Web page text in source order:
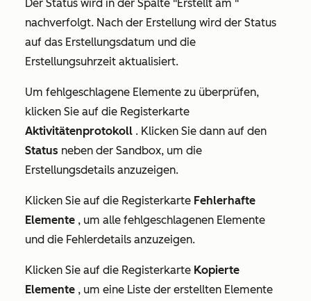
Der Status wird in der Spalte "Erstellt am "
nachverfolgt. Nach der Erstellung wird der Status
auf das Erstellungsdatum und die
Erstellungsuhrzeit aktualisiert.
Um fehlgeschlagene Elemente zu überprüfen,
klicken Sie auf die Registerkarte
Aktivitätenprotokoll . Klicken Sie dann auf den
Status neben der Sandbox, um die
Erstellungsdetails anzuzeigen.
Klicken Sie auf die Registerkarte Fehlerhafte
Elemente , um alle fehlgeschlagenen Elemente
und die Fehlerdetails anzuzeigen.
Klicken Sie auf die Registerkarte Kopierte
Elemente , um eine Liste der erstellten Elemente